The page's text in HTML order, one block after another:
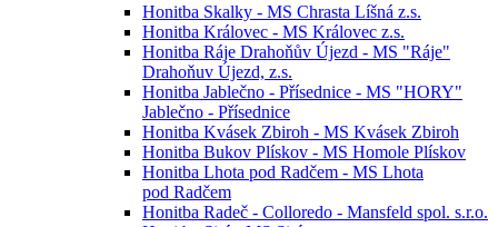
Honitba Skalky - MS Chrasta Líšná z.s.
Honitba Královec - MS Královec z.s.
Honitba Ráje Drahoňův Újezd - MS "Ráje"
Drahoňuv Újezd, z.s.
Honitba Jablečno - Přísednice - MS "HORY"
Jablečno - Přísednice
Honitba Kvásek Zbiroh - MS Kvásek Zbiroh
Honitba Bukov Plískov - MS Homole Plískov
Honitba Lhota pod Radčem - MS Lhota
pod Radčem
Honitba Radeč - Colloredo - Mansfeld spol. s.r.o.